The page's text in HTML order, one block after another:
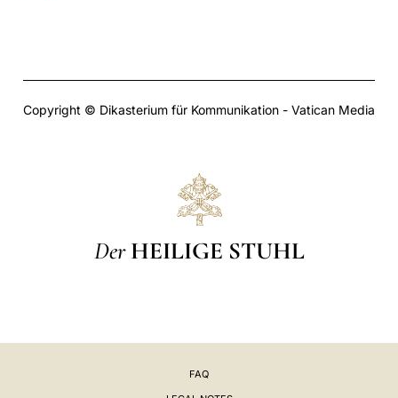
Copyright © Dikasterium für Kommunikation - Vatican Media
Der HEILIGE STUHL
FAQ